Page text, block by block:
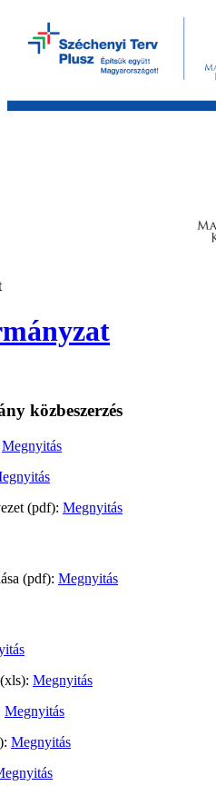
közbeszerzés
Megnyitás
(pdf): Megnyitás
(pdf): Megnyitás
Megnyitás
Megnyitás
Megnyitás